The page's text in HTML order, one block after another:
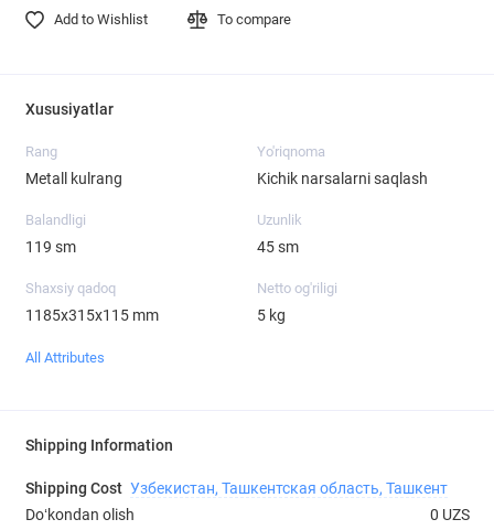
Add to Wishlist To compare
Xususiyatlar
Rang
Metall kulrang
Yo'riqnoma
Kichik narsalarni saqlash
Balandligi
119 sm
Uzunlik
45 sm
Shaxsiy qadoq
1185х315х115 mm
Netto og'riligi
5 kg
All Attributes
Shipping Information
Shipping Cost Узбекистан, Ташкентская область, Ташкент
Doʻkondan olish
0 UZS